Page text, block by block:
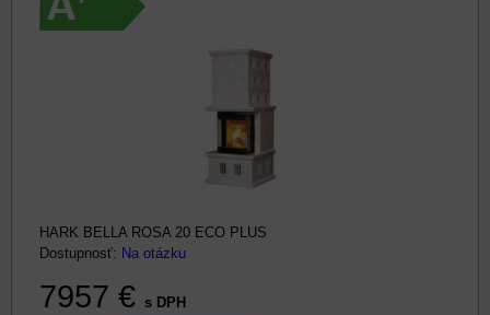
HARK BELLA ROSA 20 ECO PLUS
Dostupnosť: Na otázku
7957 € s DPH